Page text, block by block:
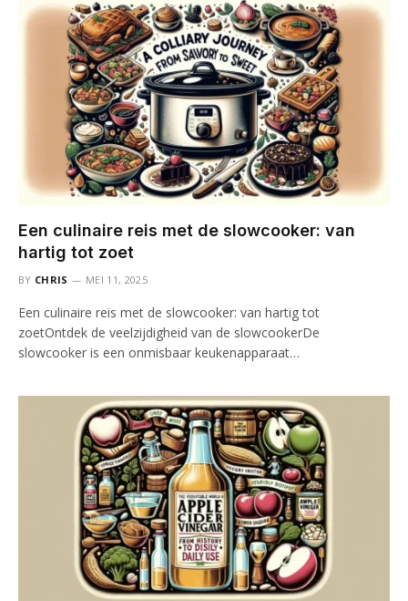
Een culinaire reis met de slowcooker: van
hartig tot zoet
BY CHRIS MEI 11, 2025
Een culinaire reis met de slowcooker: van hartig tot
zoetOntdek de veelzijdigheid van de slowcookerDe
slowcooker is een onmisbaar keukenapparaat…